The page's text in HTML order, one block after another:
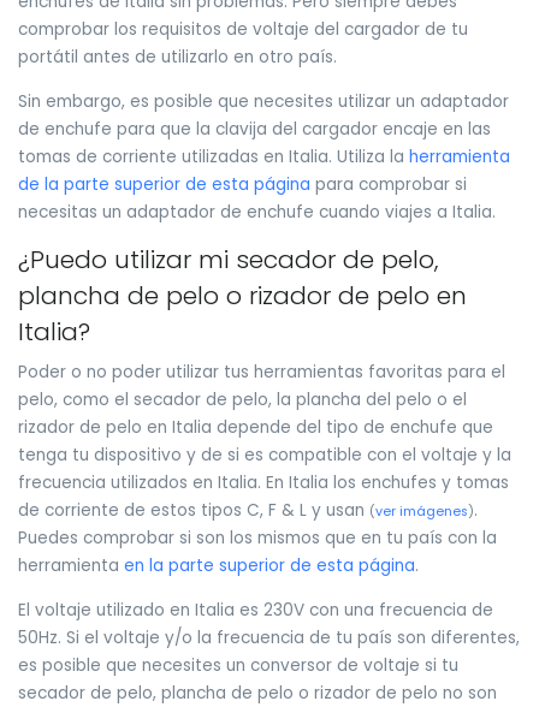
comprobar los requisitos de voltaje del cargador de tu
portátil antes de utilizarlo en otro país.
Sin embargo, es posible que necesites utilizar un adaptador
de enchufe para que la clavija del cargador encaje en las
tomas de corriente utilizadas en Italia. Utiliza la herramienta
de la parte superior de esta página para comprobar si
necesitas un adaptador de enchufe cuando viajes a Italia.
¿Puedo utilizar mi secador de pelo,
plancha de pelo o rizador de pelo en
Italia?
Poder o no poder utilizar tus herramientas favoritas para el
pelo, como el secador de pelo, la plancha del pelo o el
rizador de pelo en Italia depende del tipo de enchufe que
tenga tu dispositivo y de si es compatible con el voltaje y la
frecuencia utilizados en Italia. En Italia los enchufes y tomas
de corriente de estos tipos C, F & L y usan (ver imágenes).
Puedes comprobar si son los mismos que en tu país con la
herramienta en la parte superior de esta página.
El voltaje utilizado en Italia es 230V con una frecuencia de
50Hz. Si el voltaje y/o la frecuencia de tu país son diferentes,
es posible que necesites un conversor de voltaje si tu
secador de pelo, plancha de pelo o rizador de pelo no son